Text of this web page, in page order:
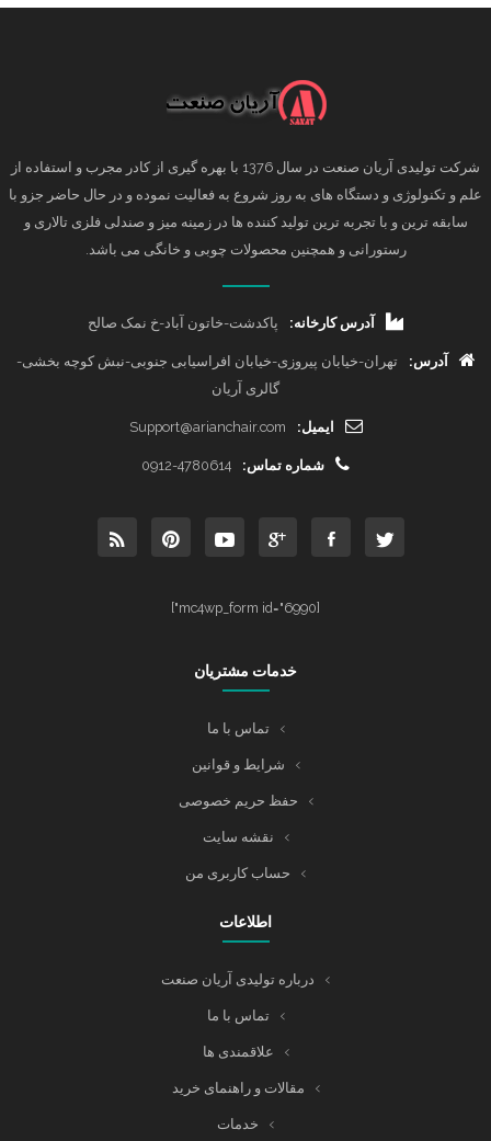
شرکت تولیدی آریان صنعت در سال 1376 با بهره گیری از کادر مجرب و استفاده از
علم و تکنولوژی و دستگاه های به روز شروع به فعالیت نموده و در حال حاضر جزو با
سابقه ترین و با تجربه ترین تولید کننده ها در زمینه میز و صندلی فلزی تالاری و
رستورانی و همچنین محصولات چوبی و خانگی می باشد.
آدرس کارخانه: پاکدشت-خاتون آباد-خ نمک صالح
آدرس:
تهران-خیابان پیروزی-خیابان افراسیابی جنوبی-نبش کوچه بخشی-
گالری آریان
ایمیل: Support@arianchair.com
شماره تماس: 0912-4780614
[mc4wp_form id="6990"]
خدمات مشتریان
تماس با ما
شرایط و قوانین
حفظ حریم خصوصی
نقشه سایت
حساب کاربری من
اطلاعات
درباره تولیدی آریان صنعت
تماس با ما
علاقمندی ها
مقالات و راهنمای خرید
خدمات